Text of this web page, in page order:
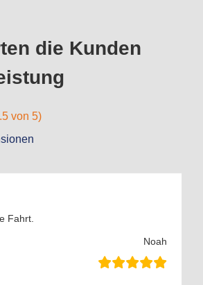
die Kunden
von 5)
Fahrt.
Noah